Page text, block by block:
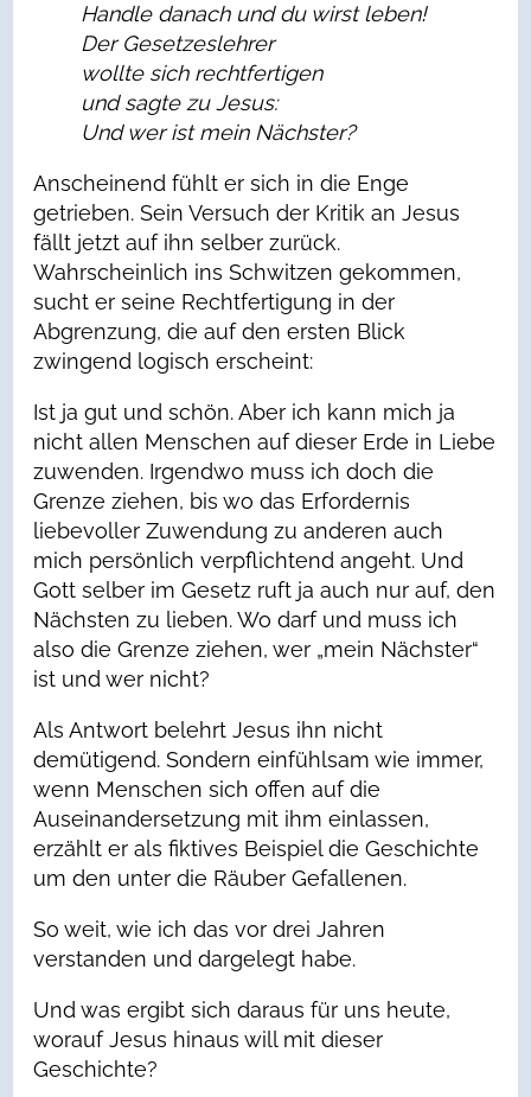
Handle danach und du wirst leben!
Der Gesetzeslehrer
wollte sich rechtfertigen
und sagte zu Jesus:
Und wer ist mein Nächster?
Anscheinend fühlt er sich in die Enge
getrieben. Sein Versuch der Kritik an Jesus
fällt jetzt auf ihn selber zurück.
Wahrscheinlich ins Schwitzen gekommen,
sucht er seine Rechtfertigung in der
Abgrenzung, die auf den ersten Blick
zwingend logisch erscheint:
Ist ja gut und schön. Aber ich kann mich ja
nicht allen Menschen auf dieser Erde in Liebe
zuwenden. Irgendwo muss ich doch die
Grenze ziehen, bis wo das Erfordernis
liebevoller Zuwendung zu anderen auch
mich persönlich verpflichtend angeht. Und
Gott selber im Gesetz ruft ja auch nur auf, den
Nächsten zu lieben. Wo darf und muss ich
also die Grenze ziehen, wer „mein Nächster“
ist und wer nicht?
Als Antwort belehrt Jesus ihn nicht
demütigend. Sondern einfühlsam wie immer,
wenn Menschen sich offen auf die
Auseinandersetzung mit ihm einlassen,
erzählt er als fiktives Beispiel die Geschichte
um den unter die Räuber Gefallenen.
So weit, wie ich das vor drei Jahren
verstanden und dargelegt habe.
Und was ergibt sich daraus für uns heute,
worauf Jesus hinaus will mit dieser
Geschichte?